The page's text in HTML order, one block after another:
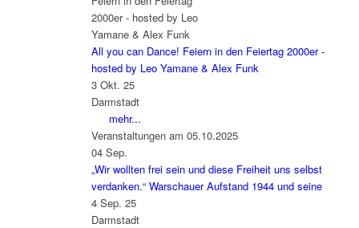
All you can Dance! Feiern in den Feiertag 2000er -
hosted by Leo Yamane & Alex Funk
3 Okt. 25
Darmstadt
mehr...
Veranstaltungen am 05.10.2025
04 Sep.
„Wir wollten frei sein und diese Freiheit uns selbst
verdanken.“ Warschauer Aufstand 1944 und seine
4 Sep. 25
Darmstadt